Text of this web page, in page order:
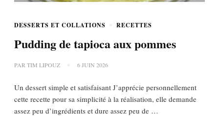
DESSERTS ET COLLATIONS RECETTES
Pudding de tapioca aux pommes
PAR TIM LIPOUZ 6 JUIN 2026
Un dessert simple et satisfaisant J’apprécie personnellement
cette recette pour sa simplicité à la réalisation, elle demande
assez peu d’ingrédients et dure assez peu de …